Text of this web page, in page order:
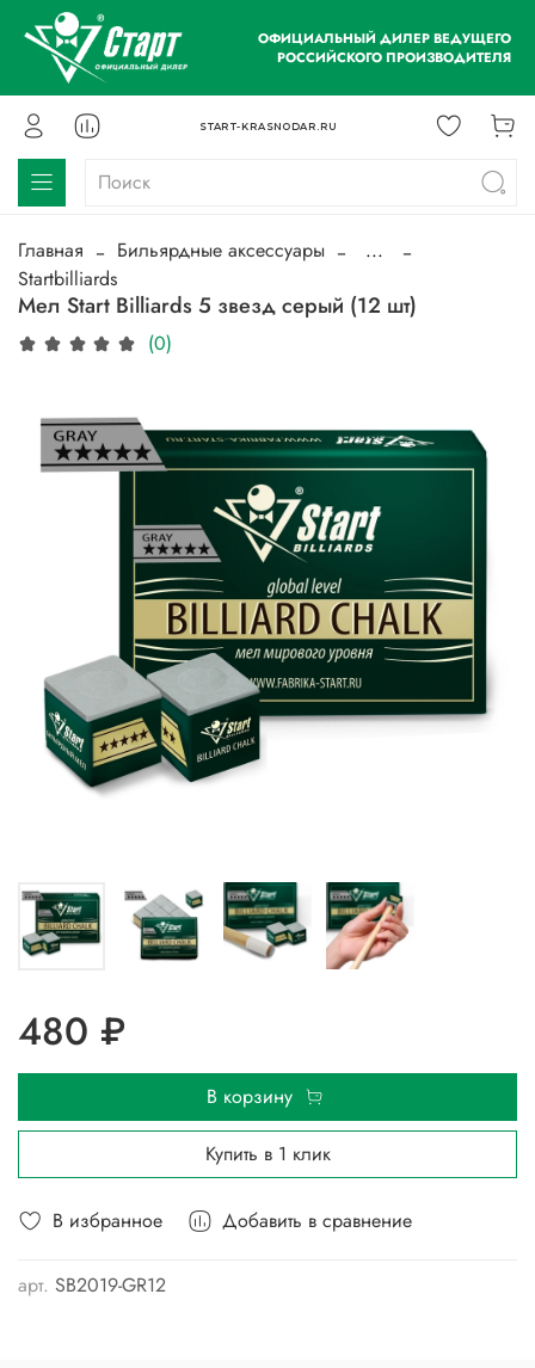
ОФИЦИАЛЬНЫЙ ДИЛЕР ВЕДУЩЕГО
РОССИЙСКОГО ПРОИЗВОДИТЕЛЯ
START-KRASNODAR.RU
Главная Бильярдные аксессуары
...
Startbilliards
Мел Start Billiards 5 звезд серый (12 шт)
(0)
В избранное Добавить в сравнение
арт. SB2019-GR12
480 ₽
В корзину
Купить в 1 клик